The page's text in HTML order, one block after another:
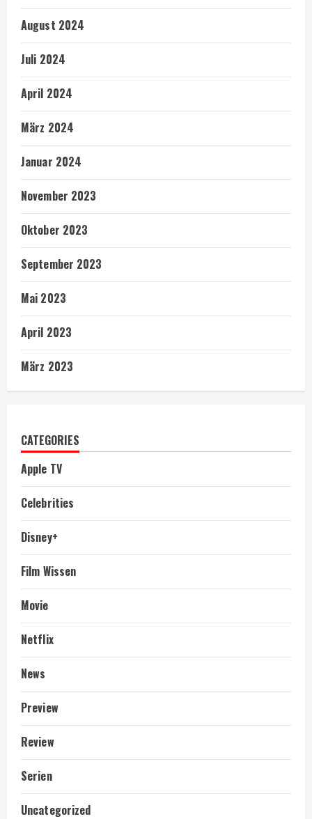
August 2024
Juli 2024
April 2024
März 2024
Januar 2024
November 2023
Oktober 2023
September 2023
Mai 2023
April 2023
März 2023
CATEGORIES
Apple TV
Celebrities
Disney+
Film Wissen
Movie
Netflix
News
Preview
Review
Serien
Uncategorized